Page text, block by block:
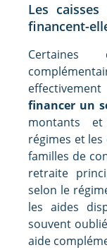
Les
financent-
financer un
montants
régimes et
familles de
retraite
selon le
les aides
souvent
aide